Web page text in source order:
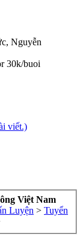
Nguyễn
30k/buoi
viết.)
Việt Nam
Luyện > Tuyển